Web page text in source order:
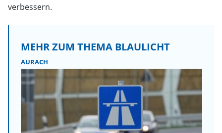
verbessern.
MEHR ZUM THEMA BLAULICHT
AURACH